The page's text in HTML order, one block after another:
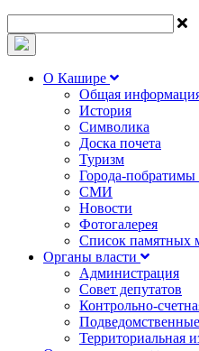
О Кашире
Общая
История
Символика
Доска почета
Туризм
Города-
СМИ
Новости
Фотогалерея
Список памятных
Органы власти
Администрация
Совет депутатов
Контрольно-
Территориальная